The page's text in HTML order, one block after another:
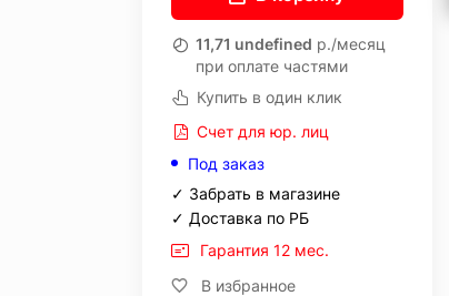
11,71 undefined р./месяц
при оплате частями
Купить в один клик
Счет для юр. лиц
Под заказ
✓ Забрать в магазине
✓ Доставка по РБ
Гарантия 12 мес.
В избранное